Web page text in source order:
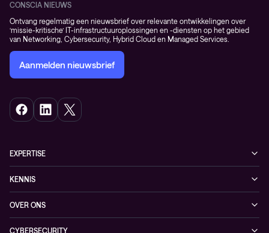
CONSCIA NIEUWS
Ontvang regelmatig een nieuwsbrief over relevante ontwikkelingen over
‘missie-kritische’ IT-infrastructuuroplossingen en -diensten op het gebied
van Networking, Cybersecurity, Hybrid Cloud en Managed Services.
Aanmelden nieuwsbrief
EXPERTISE
Networking
Observability
Hybrid Cloud
KENNIS
Events
OVER ONS
CYBERSECURITY